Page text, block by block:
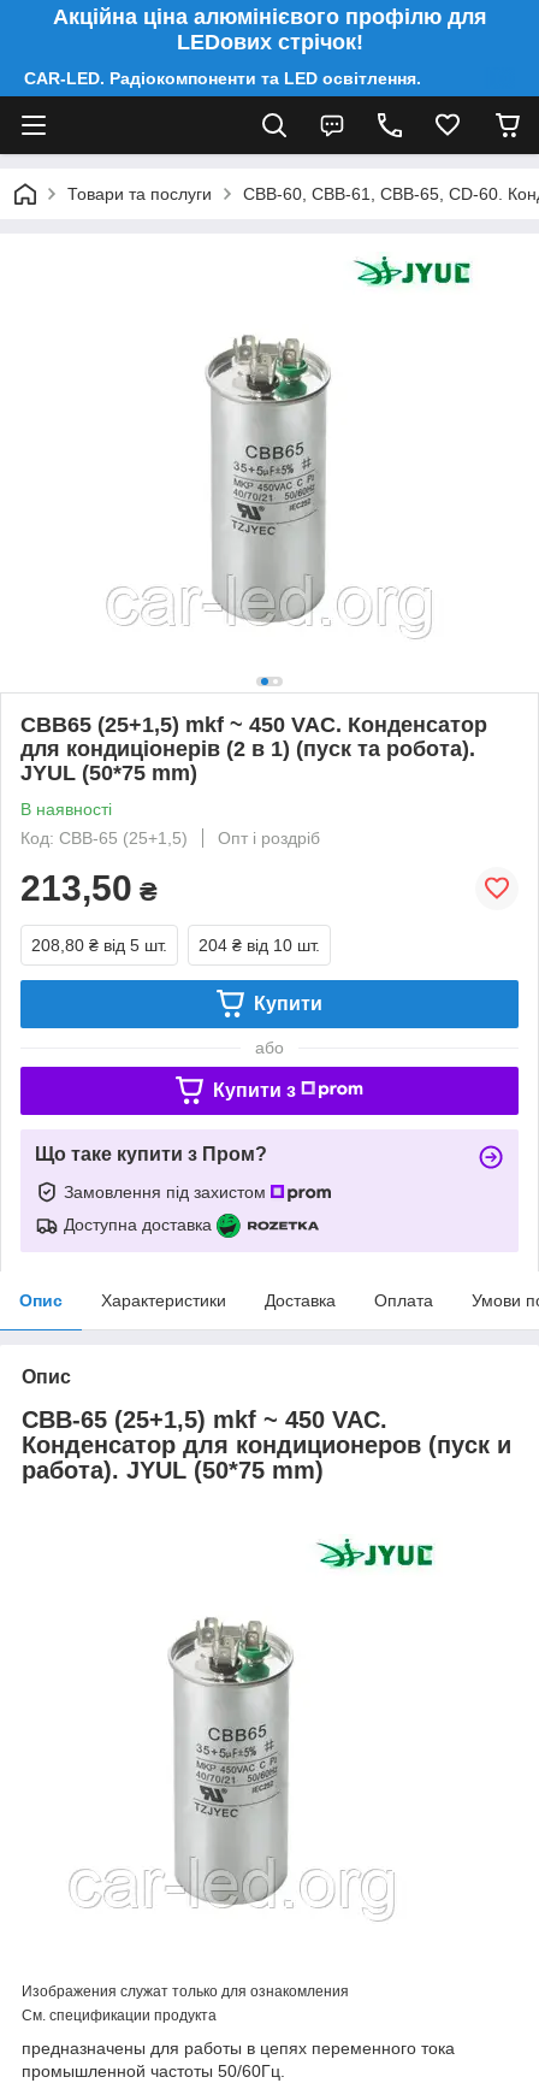
Акційна ціна алюмінієвого профілю для
LEDових стрічок!
CAR-LED. Радіокомпоненти та LED освітлення.
Товари та послуги CBB-60, CBB-61, CBB-65, CD-60.
CBB65 (25+1,5) mkf ~ 450 VAC. Конденсатор
для кондиціонерів (2 в 1) (пуск та робота).
JYUL (50*75 mm)
В наявності
Код: CBB-65 (25+1,5)
Опт і роздріб
213,50 ₴
208,80 ₴ від 5 шт. 204 ₴ від 10 шт.
Купити
або
Купити з
Що таке купити з Пром?
Замовлення під захистом
Доступна доставка
Опис Характеристики Доставка Оплата Умови
Опис
CBB-65 (25+1,5) mkf ~ 450 VAC.
Конденсатор для кондиционеров (пуск и
работа). JYUL (50*75 mm)
Изображения служат только для ознакомления
См. спецификации продукта
предназначены для работы в цепях переменного тока
промышленной частоты 50/60Гц.